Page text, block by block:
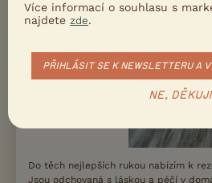
Do těch nejlepších rukou nabízím k
Jsou odchovaná s láskou a péčí v
Více informací o souhlasu s
najdete zde.
PŘIHLÁSIT SE K NEWSLETTERU A
NE, DĚKUJI